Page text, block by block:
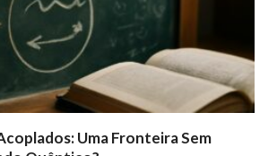
Uma Fronteira Sem